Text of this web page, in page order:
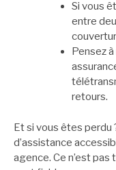
Si vous
entre
Pensez
retours.
Et si vous êtes perdu
d’assistance
agence. Ce n’est pas